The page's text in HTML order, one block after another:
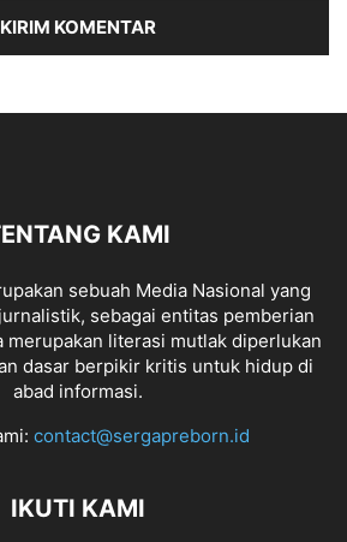
KAMI
sebuah Media Nasional yang
sebagai entitas pemberian
merupakan literasi mutlak diperlukan
dasar berpikir kritis untuk hidup di
abad informasi.
contact@sergapreborn.id
IKUTI KAMI